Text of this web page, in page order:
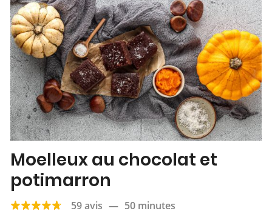
Moelleux au chocolat et
potimarron
59 avis — 50 minutes